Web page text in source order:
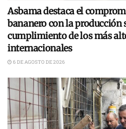
Asbama destaca el
bananero con la producción
cumplimiento de los más
internacionales
6 DE AGOSTO DE 2026